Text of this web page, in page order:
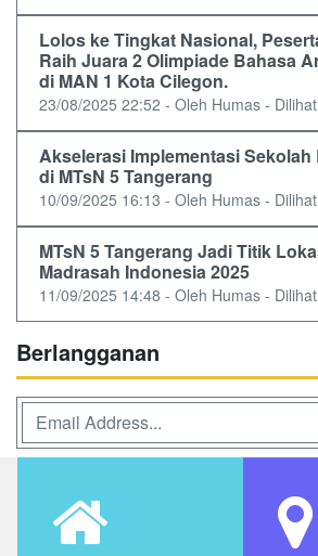
Lolos ke Tingkat Nasional,
Raih Juara 2 Olimpiade Bahasa
di MAN 1 Kota Cilegon.
23/08/2025 22:52 - Oleh Humas -
Akselerasi Implementasi
di MTsN 5 Tangerang
10/09/2025 16:13 - Oleh Humas -
MTsN 5 Tangerang Jadi Titik
Madrasah Indonesia 2025
11/09/2025 14:48 - Oleh Humas -
Berlangganan